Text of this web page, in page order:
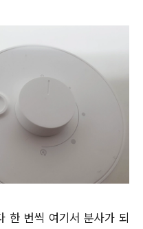
한 번씩 여기서 분사가 되